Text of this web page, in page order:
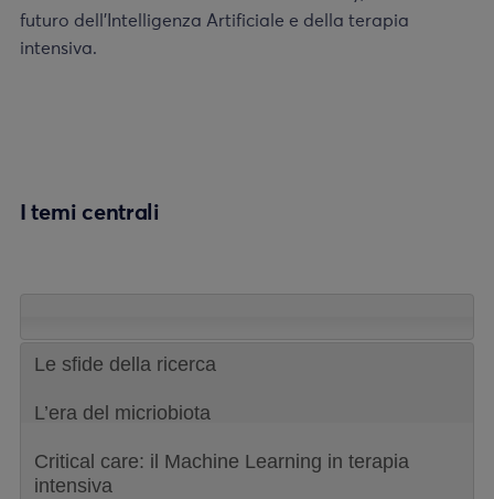
futuro dell’Intelligenza Artificiale e della terapia
intensiva.
I temi centrali
Le sfide della ricerca
L’era del micriobiota
Critical care: il Machine Learning in terapia
intensiva